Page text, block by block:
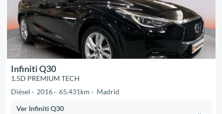
Infiniti Q30
1.5D PREMIUM TECH
Diésel
2016 65.431km Madrid
Ver Infiniti Q30